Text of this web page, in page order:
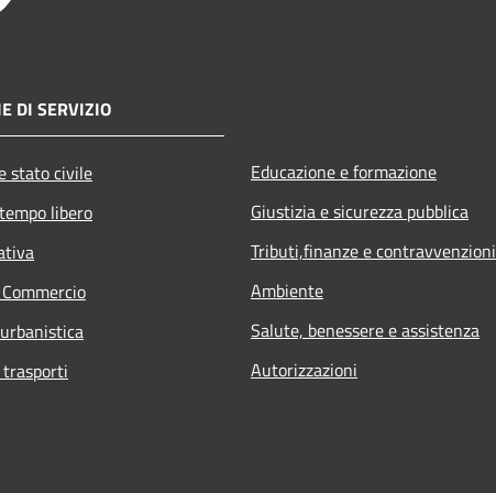
DI SERVIZIO
stato civile
libero
Educazione e formazione
Giustizia e sicurezza pubblica
Tributi,finanze e contravvenzioni
Ambiente
Salute, benessere e assistenza
Autorizzazioni